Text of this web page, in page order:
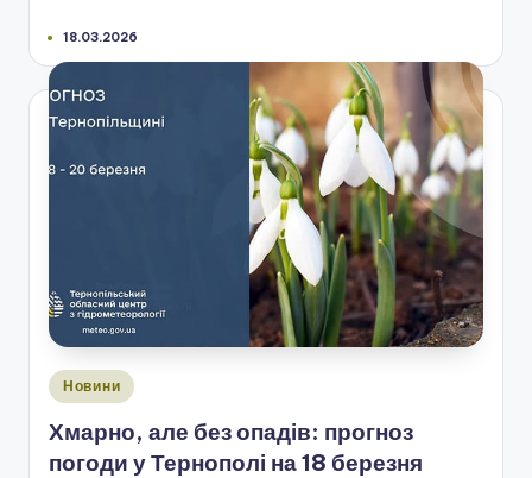
18.03.2026
Опубліковано
Новини
Хмарно, але без опадів: прогноз
погоди у Тернополі на 18 березня